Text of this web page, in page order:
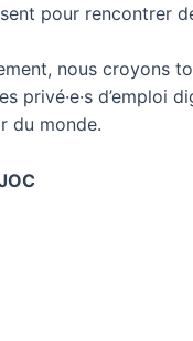
pour rencontrer
nous croyons
privé·e·s d’emploi
du monde.